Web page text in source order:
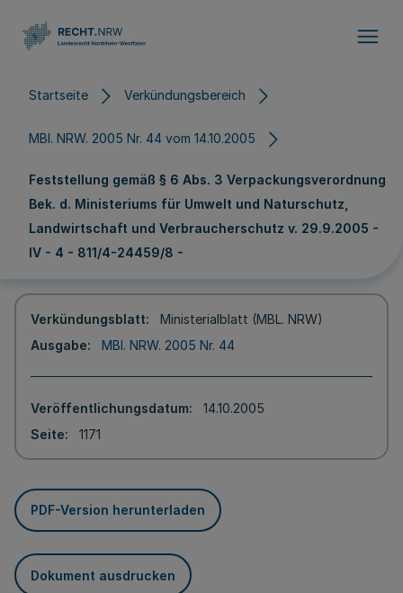
Startseite Verkündungsbereich
MBl. NRW. 2005 Nr. 44 vom 14.10.2005
Feststellung gemäß § 6 Abs. 3 Verpackungsverordnung
Bek. d. Ministeriums für Umwelt und Naturschutz,
Landwirtschaft und Verbraucherschutz v. 29.9.2005 -
IV - 4 - 811/4-24459/8 -
Verkündungsblatt
Ministerialblatt (MBL. NRW)
Ausgabe
MBl. NRW. 2005 Nr. 44
Veröffentlichungsdatum
14.10.2005
Seite
1171
PDF-Version herunterladen
Dokument ausdrucken